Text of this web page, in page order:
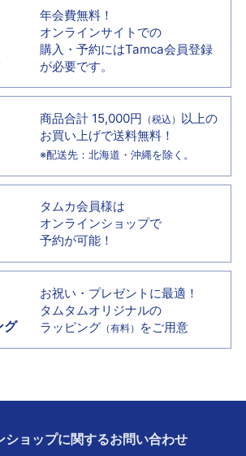
年会費無料！
オンラインサイトでの
購入・予約にはTamca会員登録
が必要です。
商品合計 15,000円 （税込） 以上の
お買い上げで送料無料！
※配送先：北海道・沖縄を除く。
タムカ会員様は
オンラインショップで
予約が可能！
グ
お祝い・プレゼントに最適！
タムタムオリジナルの
ラッピング （有料） をご用意
ショップに関するお問い合わせ